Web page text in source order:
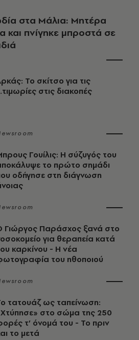
στα Μάλια: Μητέρα
και πνίγηκε μπροστά σε
Το σκίτσο για τις
στις διακοπές
Γουίλις: Η σύζυγός του
το πρώτο σημάδι
οδήγησε στη διάγνωση
Γιώργος Παράσχος ξανά στο
για θεραπεία κατά
καρκίνου - Η νέα
του ηθοποιού
τατουάζ ως ταπείνωση:
στο σώμα της 250
τ’ όνομά του - Το πριν
το μετά